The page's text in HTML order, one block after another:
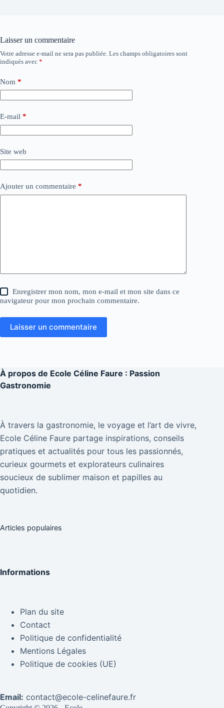
Laisser un commentaire
Votre adresse e-mail ne sera pas publiée. Les champs obligatoires sont
indiqués avec *
Nom *
E-mail *
Site web
Ajouter un commentaire *
Enregistrer mon nom, mon e-mail et mon site dans ce
navigateur pour mon prochain commentaire.
Laisser un commentaire
À propos de Ecole Céline Faure : Passion
Gastronomie
À travers la gastronomie, le voyage et l’art de vivre,
Ecole Céline Faure partage inspirations, conseils
pratiques et actualités pour tous les passionnés,
curieux gourmets et explorateurs culinaires
soucieux de sublimer maison et papilles au
quotidien.
Articles populaires
Informations
Plan du site
Contact
Politique de confidentialité
Mentions Légales
Politique de cookies (UE)
Email: contact@ecole-celinefaure.fr